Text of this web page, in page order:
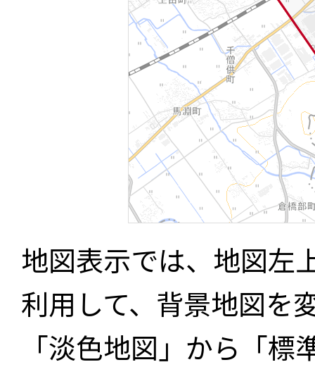
地図表示では、地図左
利用して、背景地図を
「淡色地図」から「